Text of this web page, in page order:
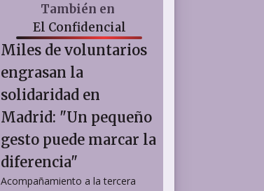
También en
El Confidencial
Miles de voluntarios
engrasan la
solidaridad en
Madrid: "Un pequeño
gesto puede marcar la
diferencia"
Acompañamiento a la tercera